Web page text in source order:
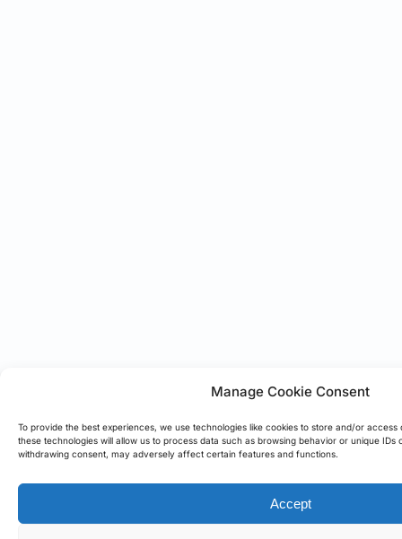
Manage Cookie Consent
To provide the best experiences, we use technologies like cookies to store and/or
these technologies will allow us to process data such as browsing behavior or unique IDs
withdrawing consent, may adversely affect certain features and functions.
Accept